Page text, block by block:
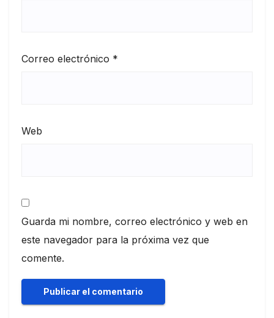
Correo electrónico *
Web
Guarda mi nombre, correo electrónico y web en
este navegador para la próxima vez que
comente.